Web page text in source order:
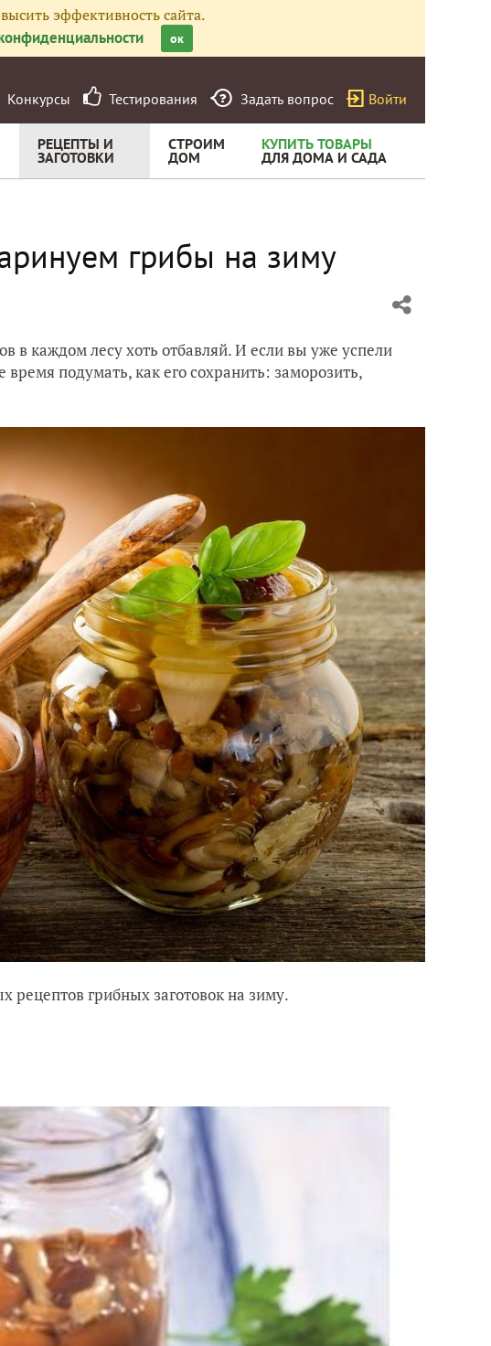
эффективность сайта.
ок
Конкурсы Тестирования Задать вопрос Войти
РЕЦЕПТЫ И
ЗАГОТОВКИ
СТРОИМ
ДОМ
КУПИТЬ ТОВАРЫ
ДЛЯ ДОМА И САДА
грибы на зиму
в каждом лесу хоть отбавляй. И если вы уже успели
подумать, как его сохранить: заморозить,
грибных заготовок на зиму.